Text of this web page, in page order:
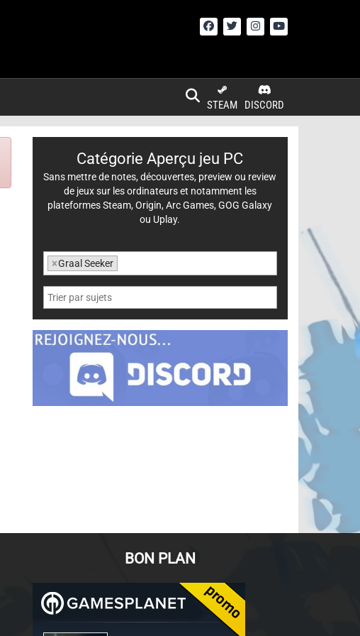
DISCORD
STEAM
Catégorie Aperçu jeu PC
Sans mettre de notes, découvertes, preview ou review
de jeux sur les ordinateurs et notamment les
plateformes Steam, Origin, Arc Games, GOG Galaxy
ou Uplay.
×Graal Seeker
BON PLAN